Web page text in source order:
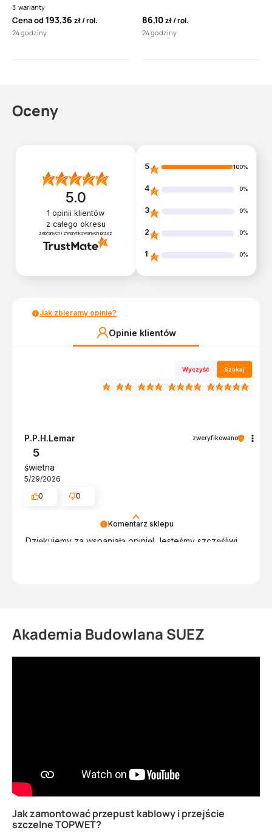
3 warianty
Cena od193,36 zł rol.
24 godziny
86,10zł rol.
24 godziny
Oceny
5.0
1 opinii klientów
z całego okresu
zebranych i zweryfikowanych przez
5 100%
4 0%
3 0%
2 0%
1 0%
Jak zbieramy opinie?
Opinie klientów
Wyczyść Szukaj
Komentarz sklepu
Dziękujemy za wspaniałą opinię! Jesteśmy szczęśliwi,
P.P.H.Lemar zweryfikowano
5
świetna
5/29/2026
0
0
Akademia Budowlana SUEZ
Jak zamontować przepust kablowy i przejście
szczelne TOPWET?